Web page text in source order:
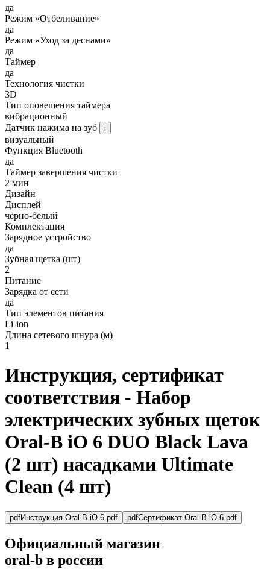
да
Режим «Отбеливание»
да
Режим «Уход за деснами»
да
Таймер
да
Технология чистки
3D
Тип оповещения таймера
вибрационный
Датчик нажима на зуб
i
визуальный
Функция Bluetooth
да
Таймер завершения чистки
2 мин
Дизайн
Дисплей
черно-белый
Комплектация
Зарядное устройство
да
Зубная щетка (шт)
2
Питание
Зарядка от сети
да
Тип элементов питания
Li-ion
Длина сетевого шнура (м)
1
Инструкция, сертификат
соответствия - Набор
электрических зубных щеток
Oral-B iO 6 DUO Black Lava
(2 шт) насадками Ultimate
Clean (4 шт)
pdfИнструкция Oral-B iO 6.pdf pdfСертификат Oral-B iO 6.pdf
Официальный магазин
oral-b в россии